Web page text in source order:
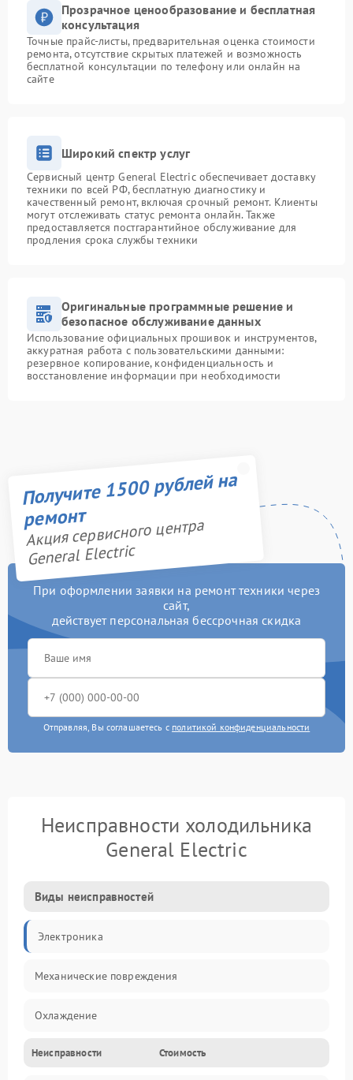
Прозрачное ценообразование и бесплатная
консультация
Точные прайс-листы, предварительная оценка стоимости
ремонта, отсутствие скрытых платежей и возможность
бесплатной консультации по телефону или онлайн на
сайте
Широкий спектр услуг
Сервисный центр General Electric обеспечивает доставку
техники по всей РФ, бесплатную диагностику и
качественный ремонт, включая срочный ремонт. Клиенты
могут отслеживать статус ремонта онлайн. Также
предоставляется постгарантийное обслуживание для
продления срока службы техники
Оригинальные программные решение и
безопасное обслуживание данных
Использование официальных прошивок и инструментов,
аккуратная работа с пользовательскими данными:
резервное копирование, конфиденциальность и
восстановление информации при необходимости
Получите 1500 рублей на
ремонт
Акция сервисного центра
General Electric
При оформлении заявки на ремонт техники через
сайт,
действует персональная бессрочная скидка
Отправляя, Вы соглашаетесь с политикой конфиденциальности
Неисправности холодильника
General Electric
Виды неисправностей
Электроника
Механические повреждения
Охлаждение
Механика
Неисправности Стоимость